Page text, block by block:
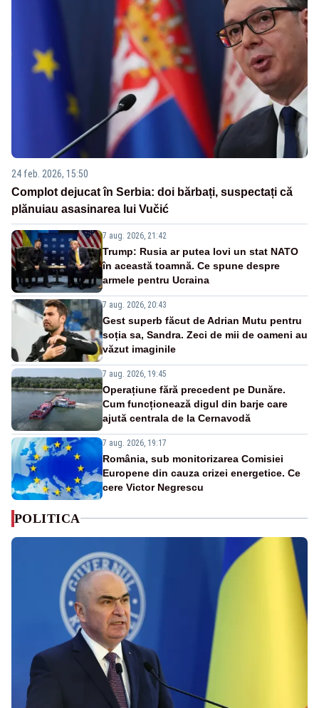
24 feb. 2026, 15:50
Complot dejucat în Serbia: doi bărbați, suspectați că
plănuiau asasinarea lui Vučić
7 aug. 2026, 21:42
Trump: Rusia ar putea lovi un stat NATO
în această toamnă. Ce spune despre
armele pentru Ucraina
7 aug. 2026, 20:43
Gest superb făcut de Adrian Mutu pentru
soția sa, Sandra. Zeci de mii de oameni au
văzut imaginile
7 aug. 2026, 19:45
Operațiune fără precedent pe Dunăre.
Cum funcționează digul din barje care
ajută centrala de la Cernavodă
7 aug. 2026, 19:17
România, sub monitorizarea Comisiei
Europene din cauza crizei energetice. Ce
cere Victor Negrescu
POLITICA